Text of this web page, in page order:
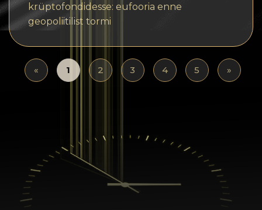
krüptofondidesse: eufooria enne
geopoliitilist tormi
« 1 2 3 4 5 »